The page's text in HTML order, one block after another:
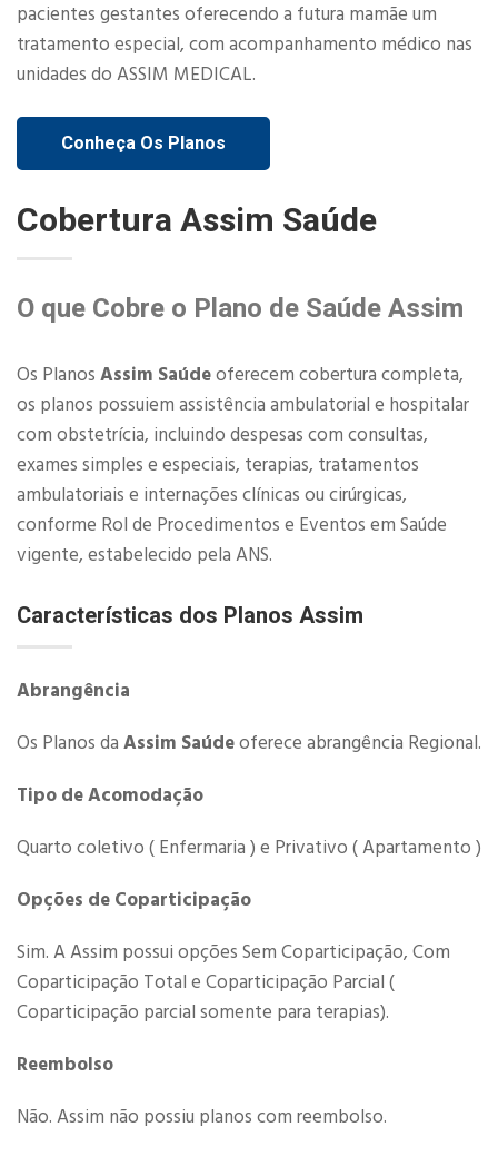
pacientes gestantes oferecendo a futura mamãe um
tratamento especial, com acompanhamento médico nas
unidades do ASSIM MEDICAL.
Conheça Os Planos
Cobertura Assim Saúde
O que Cobre o Plano de Saúde Assim
Os Planos Assim Saúdeoferecem cobertura completa,
os planos possuiem assistência ambulatorial e hospitalar
com obstetrícia, incluindo despesas com consultas,
exames simples e especiais, terapias, tratamentos
ambulatoriais e internações clínicas ou cirúrgicas,
conforme Rol de Procedimentos e Eventos em Saúde
vigente, estabelecido pela ANS.​
Características dos Planos Assim
Abrangência
Os Planos da Assim Saúdeoferece abrangência Regional.
Tipo de Acomodação
Quarto coletivo ( Enfermaria ) e Privativo ( Apartamento )
Opções de Coparticipação
Sim. A Assim possui opções Sem Coparticipação, Com
Coparticipação Total e Coparticipação Parcial (
Coparticipação parcial somente para terapias).
Reembolso
Não. Assim não possiu planos com reembolso.